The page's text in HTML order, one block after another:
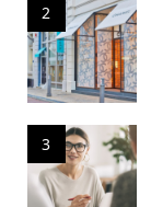
2
3